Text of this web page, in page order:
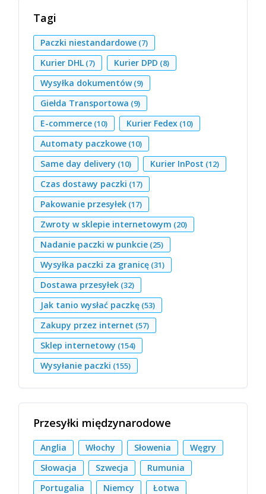
Tagi
Paczki niestandardowe (7)
Kurier DHL (7) Kurier DPD (8)
Wysyłka dokumentów(9)
Giełda Transportowa (9)
E-commerce (10) Kurier Fedex (10)
Automaty paczkowe (10)
Same day delivery (10) Kurier InPost (12)
Czas dostawy paczki (17)
Pakowanie przesyłek (17)
Zwroty w sklepie internetowym (20)
Nadanie paczki w punkcie (25)
Wysyłka paczki za granicę (31)
Dostawa przesyłek (32)
Jak tanio wysłać paczkę (53)
Zakupy przez internet (57)
Sklep internetowy (154)
Wysyłanie paczki (155)
Przesyłki międzynarodowe
Anglia Włochy Słowenia
Węgry
Słowacja
Szwecja
Rumunia
Portugalia
Niemcy
Łotwa